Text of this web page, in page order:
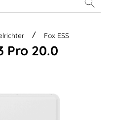
Fox ESS
Pro 20.0